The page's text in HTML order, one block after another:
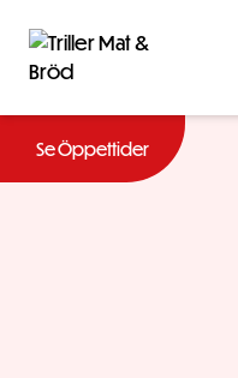
Se Öppettider